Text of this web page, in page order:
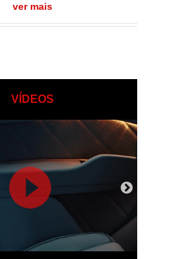
ver mais
VÍDEOS